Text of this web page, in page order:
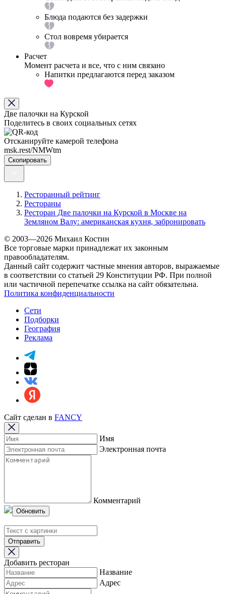
Блюда подаются без задержки
Стол вовремя убирается
Расчет
Момент расчета и все, что с ним связано
Напитки предлагаются перед заказом
Две палочки на Курской
Поделитесь в своих социальных сетях
Отсканируйте камерой телефона
msk.rest/NMWtm
Скопировать
Ресторанный рейтинг
Рестораны
Ресторан Две палочки на Курской в Москве на
Земляном Валу: американская кухня, забронировать
© 2003—2026 Михаил Костин
Все торговые марки принадлежат их законным
правообладателям.
Данный сайт содержит частные мнения авторов, выражаемые
в соответствии со статьей 29 Конституции РФ. При полной
или частичной перепечатке ссылка на сайт обязательна.
Политика конфиденциальности
Сети
Подборки
География
Реклама
Сайт сделан в FANCY
Имя
Электронная почта
Комментарий
Обновить
Отправить
Добавить ресторан
Название
Адрес